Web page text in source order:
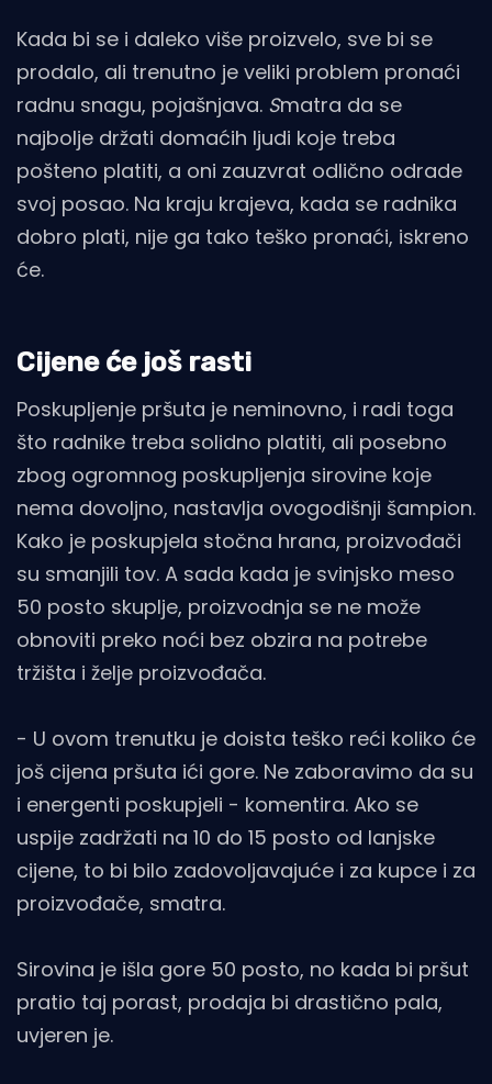
Kada bi se i daleko više proizvelo, sve bi se
prodalo, ali trenutno je veliki problem pronaći
radnu snagu, pojašnjava. Smatra da se
najbolje držati domaćih ljudi koje treba
pošteno platiti, a oni zauzvrat odlično odrade
svoj posao. Na kraju krajeva, kada se radnika
dobro plati, nije ga tako teško pronaći, iskreno
će.
Cijene će još rasti
Poskupljenje pršuta je neminovno, i radi toga
što radnike treba solidno platiti, ali posebno
zbog ogromnog poskupljenja sirovine koje
nema dovoljno, nastavlja ovogodišnji šampion.
Kako je poskupjela stočna hrana, proizvođači
su smanjili tov. A sada kada je svinjsko meso
50 posto skuplje, proizvodnja se ne može
obnoviti preko noći bez obzira na potrebe
tržišta i želje proizvođača.
- U ovom trenutku je doista teško reći koliko će
još cijena pršuta ići gore. Ne zaboravimo da su
i energenti poskupjeli - komentira. Ako se
uspije zadržati na 10 do 15 posto od lanjske
cijene, to bi bilo zadovoljavajuće i za kupce i za
proizvođače, smatra.
Sirovina je išla gore 50 posto, no kada bi pršut
pratio taj porast, prodaja bi drastično pala,
uvjeren je.